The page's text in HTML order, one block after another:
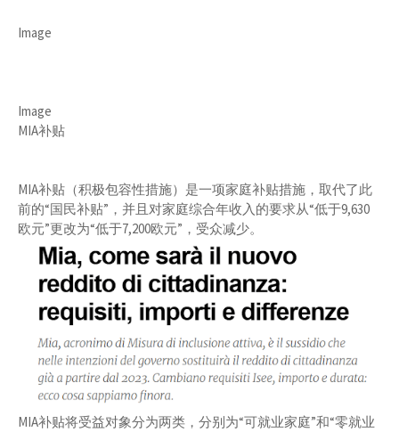
Image
Image
MIA补贴
MIA补贴（积极包容性措施）是一项家庭补贴措施，取代了此
前的“国民补贴”，并且对家庭综合年收入的要求从“低于9,630
欧元”更改为“低于7,200欧元”，受众减少。
MIA补贴将受益对象分为两类，分别为“可就业家庭”和“零就业